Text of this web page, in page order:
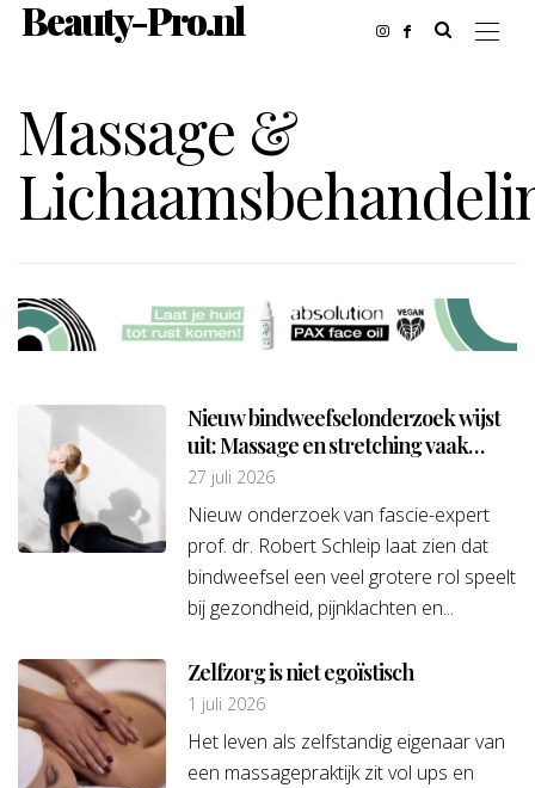
Beauty-Pro.nl
Massage &
Nieuw bindweefselonderzoek wijst
uit: Massage en stretching vaak
effectiever dan injectables
27 juli 2026
Nieuw onderzoek van fascie-expert
prof. dr. Robert Schleip laat zien dat
bindweefsel een veel grotere rol speelt
bij gezondheid, pijnklachten en...
Zelfzorg is niet egoïstisch
1 juli 2026
Het leven als zelfstandig eigenaar van
een massagepraktijk zit vol ups en